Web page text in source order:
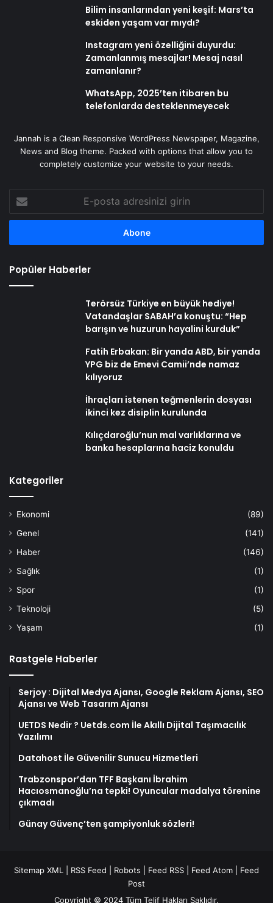
Bilim insanlarından yeni keşif: Mars’ta
eskiden yaşam var mıydı?
Instagram yeni özelliğini duyurdu:
Zamanlanmış mesajlar! Mesaj nasıl
zamanlanır?
WhatsApp, 2025’ten itibaren bu
telefonlarda desteklenmeyecek
Jannah is a Clean Responsive WordPress Newspaper, Magazine,
News and Blog theme. Packed with options that allow you to
completely customize your website to your needs.
posta
adresinizi
Popüler Haberler
Terörsüz Türkiye en büyük hediye!
Vatandaşlar SABAH’a konuştu: “Hep
barışın ve huzurun hayalini kurduk”
Fatih Erbakan: Bir yanda ABD, bir yanda
YPG biz de Emevi Camii’nde namaz
kılıyoruz
İhraçları istenen teğmenlerin dosyası
ikinci kez disiplin kurulunda
Kılıçdaroğlu’nun mal varlıklarına ve
banka hesaplarına haciz konuldu
Kategoriler
Ekonomi
(89)
Genel
(141)
Haber
(146)
Sağlık
(1)
Spor
(1)
Teknoloji
(5)
Yaşam
(1)
Rastgele Haberler
Serjoy : Dijital Medya Ajansı, Google Reklam Ajansı, SEO
Ajansı ve Web Tasarım Ajansı
UETDS Nedir ? Uetds.com İle Akıllı Dijital Taşımacılık
Yazılımı
Datahost İle Güvenilir Sunucu Hizmetleri
Trabzonspor’dan TFF Başkanı İbrahim
Hacıosmanoğlu’na tepki! Oyuncular madalya törenine
çıkmadı
Günay Güvenç’ten şampiyonluk sözleri!
Sitemap XML RSS Feed Robots Feed RSS Feed Atom
Feed
Post
Copyright © 2024 Tüm Telif Hakları Saklıdır.